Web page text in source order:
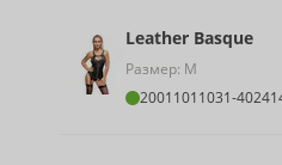
Leather Basque
Размер: M
20011011031-